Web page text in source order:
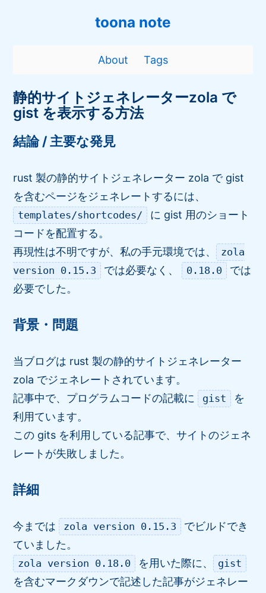
toona note
About Tags
静的サイトジェネレーターzola で
gist を表示する方法
結論 / 主要な発見
rust 製の静的サイトジェネレーター zola で gist
を含むページをジェネレートするには、
templates/shortcodes/
に gist 用のショート
コードを配置する。
再現性は不明ですが、私の手元環境では、 zola
version 0.15.3
では必要なく、 0.18.0 では
必要でした。
背景・問題
当ブログは rust 製の静的サイトジェネレーター
zola でジェネレートされています。
記事中で、プログラムコードの記載に gist
を
利用ています。
この gits を利用している記事で、サイトのジェネ
レートが失敗しました。
詳細
今までは zola version 0.15.3
でビルドでき
ていました。
zola version 0.18.0 を用いた際に、 gist
を含むマークダウンで記述した記事がジェネレー